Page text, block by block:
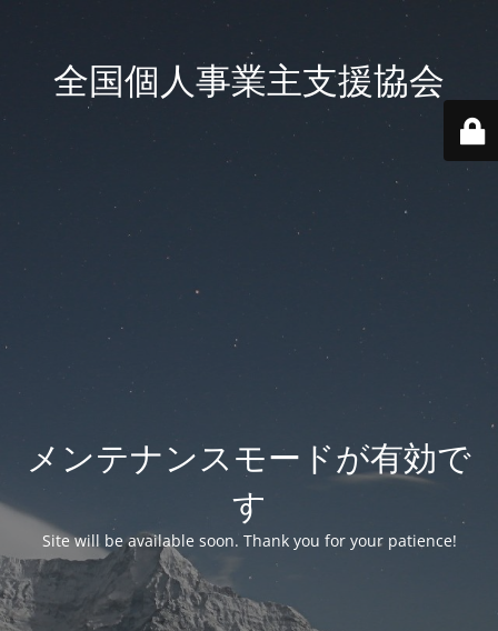
全国個人事業主支援協会
メンテナンスモードが有効で
す
Site will be available soon. Thank you for your patience!